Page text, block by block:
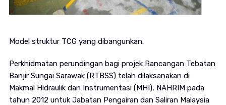
Model struktur TCG yang dibangunkan.
Perkhidmatan perundingan bagi projek Rancangan Tebatan
Banjir Sungai Sarawak (RTBSS) telah dilaksanakan di
Makmal Hidraulik dan Instrumentasi (MHI), NAHRIM pada
tahun 2012 untuk Jabatan Pengairan dan Saliran Malaysia